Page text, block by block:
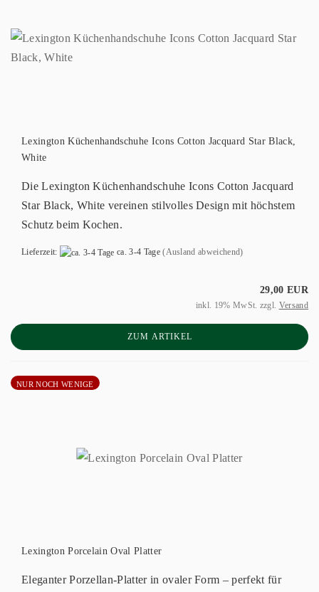
Lexington Küchenhandschuhe Icons Cotton Jacquard Star Black,
White
Die Lexington Küchenhandschuhe Icons Cotton Jacquard
Star Black, White vereinen stilvolles Design mit höchstem
Schutz beim Kochen.
Lieferzeit: ca. 3-4 Tage (Ausland abweichend)
29,00 EUR
inkl. 19% MwSt. zzgl. Versand
ZUM ARTIKEL
NUR NOCH WENIGE
Lexington Porcelain Oval Platter
Eleganter Porzellan-Platter in ovaler Form – perfekt für